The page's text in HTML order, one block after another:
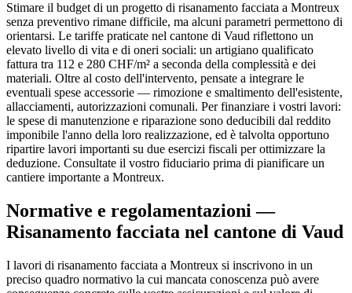
Stimare il budget di un progetto di risanamento facciata a Montreux
senza preventivo rimane difficile, ma alcuni parametri permettono di
orientarsi. Le tariffe praticate nel cantone di Vaud riflettono un
elevato livello di vita e di oneri sociali: un artigiano qualificato
fattura tra 112 e 280 CHF/m² a seconda della complessità e dei
materiali. Oltre al costo dell'intervento, pensate a integrare le
eventuali spese accessorie — rimozione e smaltimento dell'esistente,
allacciamenti, autorizzazioni comunali. Per finanziare i vostri lavori:
le spese di manutenzione e riparazione sono deducibili dal reddito
imponibile l'anno della loro realizzazione, ed è talvolta opportuno
ripartire lavori importanti su due esercizi fiscali per ottimizzare la
deduzione. Consultate il vostro fiduciario prima di pianificare un
cantiere importante a Montreux.
Normative e regolamentazioni —
Risanamento facciata nel cantone di Vaud
I lavori di risanamento facciata a Montreux si inscrivono in un
preciso quadro normativo la cui mancata conoscenza può avere